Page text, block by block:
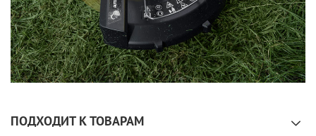
ПОДХОДИТ К ТОВАРАМ